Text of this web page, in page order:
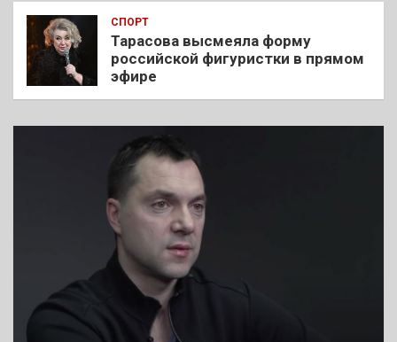
СПОРТ
Тарасова высмеяла форму
российской фигуристки в прямом
эфире